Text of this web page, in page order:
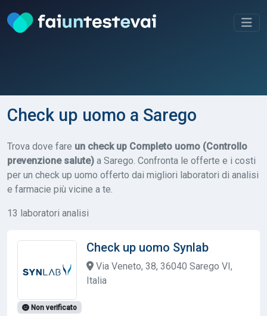
Check up uomo a Sarego
Trova dove fare un check up Completo uomo (Controllo
prevenzione salute) a Sarego. Confronta le offerte e i costi
per un check up uomo offerto dai migliori laboratori di analisi
e farmacie più vicine a te.
13 laboratori analisi
Check up uomo Synlab
Via Veneto, 38, 36040 Sarego VI,
Italia
Non verificato